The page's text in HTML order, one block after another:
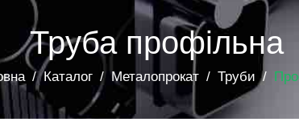
Труба профільна
Каталог Металопрокат Труби